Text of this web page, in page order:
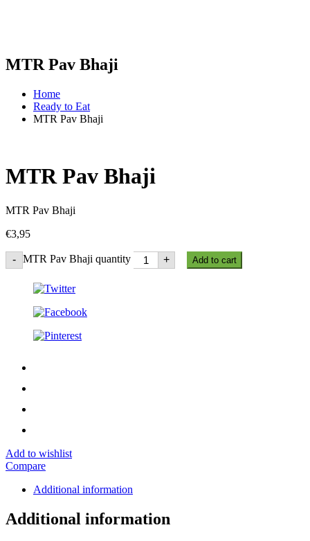
MTR Pav Bhaji
Home
Ready to Eat
MTR Pav Bhaji
MTR Pav Bhaji
MTR Pav Bhaji
€3,95
- MTR Pav Bhaji quantity + Add to cart
Add to wishlist
Compare
Additional information
Additional information